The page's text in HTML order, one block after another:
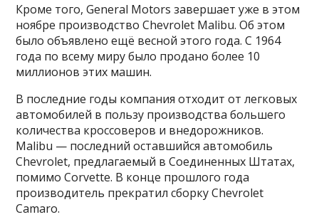
Кроме того, General Motors завершает уже в этом
ноябре производство Chevrolet Malibu. Об этом
было объявлено ещё весной этого года. С 1964
года по всему миру было продано более 10
миллионов этих машин.
В последние годы компания отходит от легковых
автомобилей в пользу производства большего
количества кроссоверов и внедорожников.
Malibu — последний оставшийся автомобиль
Chevrolet, предлагаемый в Соединенных Штатах,
помимо Corvette. В конце прошлого года
производитель прекратил сборку Chevrolet
Camaro.